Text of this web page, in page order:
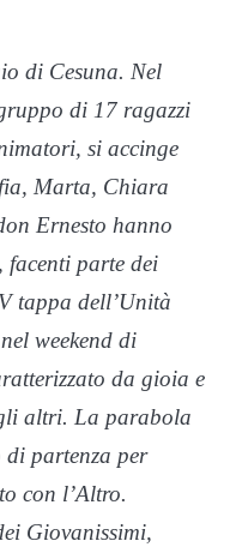
di Cesuna. Nel
di 17 ragazzi
si accinge
Marta, Chiara
Ernesto hanno
facenti parte dei
tappa dell’Unità
weekend di
da gioia e
altri. La parabola
partenza per
con l’Altro.
Giovanissimi,